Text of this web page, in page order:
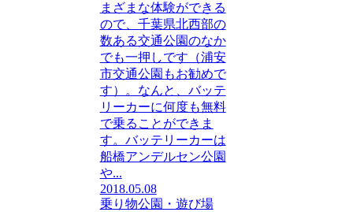
まざまな体験ができる
ので、千葉県北西部の
数ある交通公園のなか
でも一押しです（浦安
市交通公園もお勧めで
す）。なんと、バッテ
リーカーに何度も無料
で乗ることができま
す。バッテリーカーは
船橋アンデルセン公園
や...
2018.05.08
乗り物公園・遊び場